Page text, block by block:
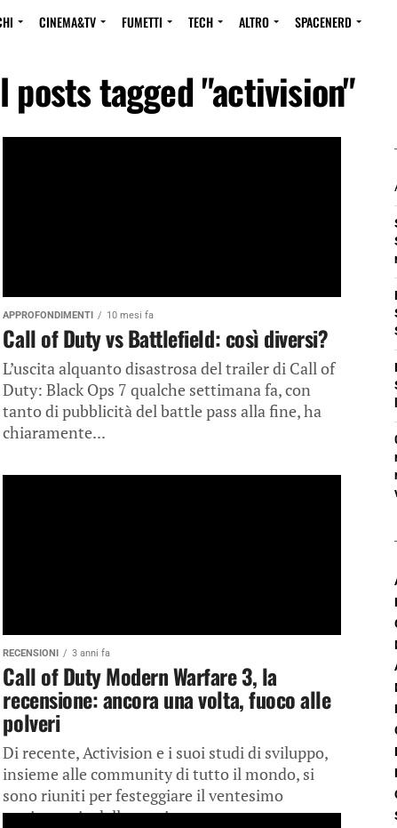
CINEMA&TV FUMETTI TECH ALTRO SPACENERD
posts tagged "activision"
APPROFONDIMENTI 10 mesi fa
Call of Duty vs Battlefield: così diversi?
L’uscita alquanto disastrosa del trailer di Call of
Duty: Black Ops 7 qualche settimana fa, con
tanto di pubblicità del battle pass alla fine, ha
chiaramente...
RECENSIONI 3 anni fa
Call of Duty Modern Warfare 3, la
recensione: ancora una volta, fuoco alle
polveri
Di recente, Activision e i suoi studi di sviluppo,
insieme alle community di tutto il mondo, si
sono riuniti per festeggiare il ventesimo
anniversario della nascita...